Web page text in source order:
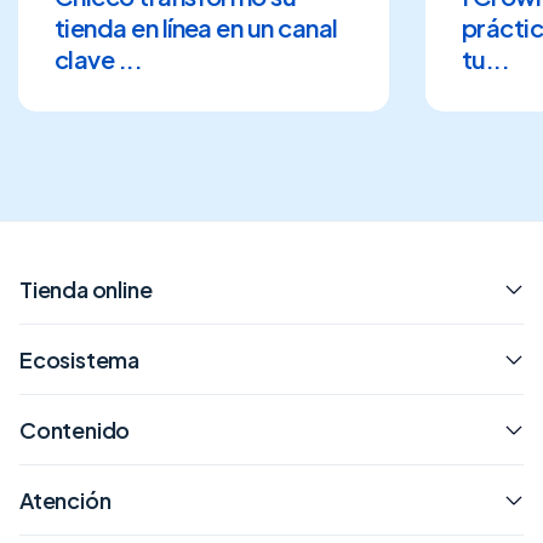
tienda en línea en un canal
clave ...
tu...
Tienda online
Ecosistema
Contenido
Atención